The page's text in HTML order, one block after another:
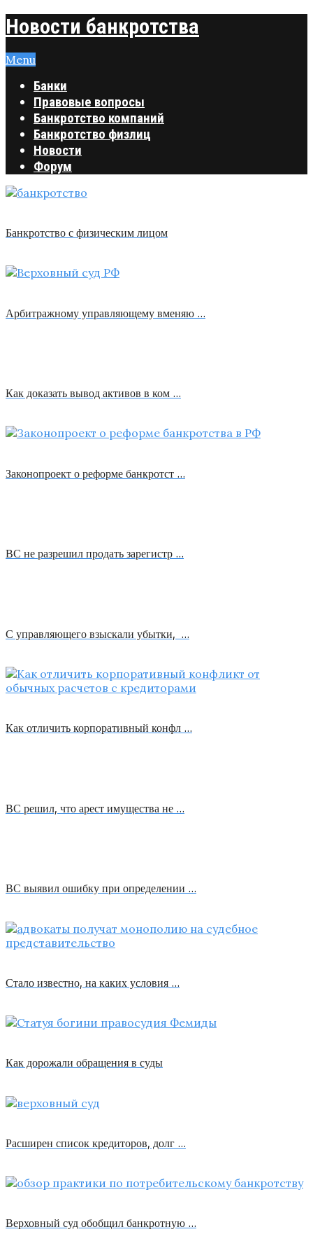
Новости банкротства
Menu
Банки
Правовые вопросы
Банкротство компаний
Банкротство физлиц
Новости
Форум
Банкротство с физическим лицом
Арбитражному управляющему вменяю …
Как доказать вывод активов в ком …
Законопроект о реформе банкротст …
ВС не разрешил продать зарегистр …
С управляющего взыскали убытки, …
Как отличить корпоративный конфл …
ВС решил, что арест имущества не …
ВС выявил ошибку при определении …
Стало известно, на каких условия …
Как дорожали обращения в суды
Расширен список кредиторов, долг …
Верховный суд обобщил банкротную …